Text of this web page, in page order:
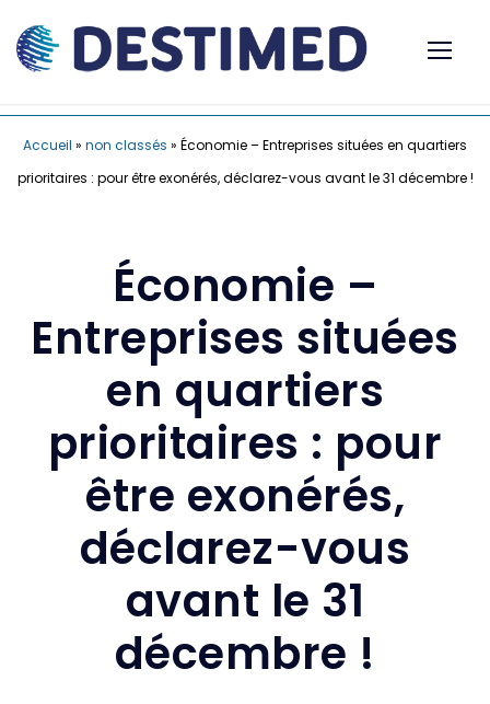
Accueil » non classés » Économie – Entreprises situées en quartiers
prioritaires : pour être exonérés, déclarez-vous avant le 31 décembre !
Économie –
Entreprises situées
en quartiers
prioritaires : pour
être exonérés,
déclarez-vous
avant le 31
décembre !